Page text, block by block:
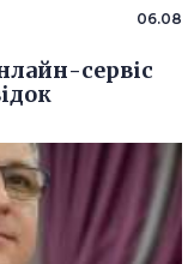
06.08
сервіс